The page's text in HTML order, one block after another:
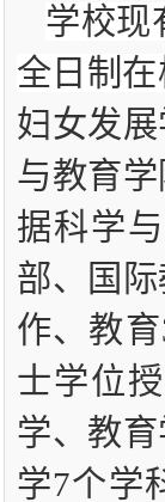
学校现
全日制
妇女发
与教育
据科学
部、国
作、教
士学位
学、教
学7个学